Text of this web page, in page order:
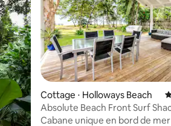
: 4,94 sur 5
Cottage ⋅ Holloways Beach
Absolute Beach Front Surf
Cabane unique en bord de